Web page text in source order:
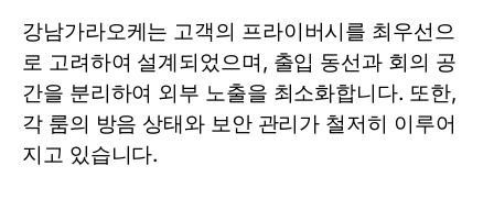
강남가라오케는 고객의 프라이버시를 최우선으
로 고려하여 설계되었으며, 출입 동선과 회의 공
간을 분리하여 외부 노출을 최소화합니다. 또한,
각 룸의 방음 상태와 보안 관리가 철저히 이루어
지고 있습니다.